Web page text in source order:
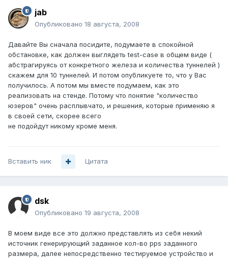
jab
Опубликовано 18 августа, 2008
Давайте Вы сначала посидите, подумаете в спокойной
обстановке, как должен выглядеть test-case в общем виде (
абстрагируясь от конкретного железа и количества туннелей )
скажем для 10 туннелей. И потом опубликуете то, что у Вас
получилось. А потом мы вместе подумаем, как это
реализовать на стенде. Потому что понятие "количество
юзеров" очень расплывчато, и решения, которые применяю я
в своей сети, скорее всего
не подойдут никому кроме меня.
Вставить ник Цитата
dsk
Опубликовано 19 августа, 2008
В моем виде все это должно представлять из себя некий
источник генерирующий заданное кол-во pps заданного
размера, далее непосредственно тестируемое устройство и